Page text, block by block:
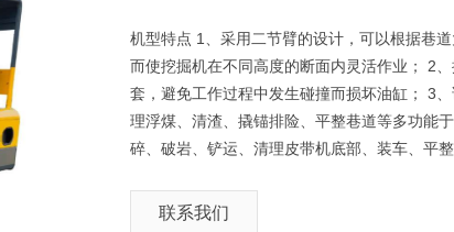
机型特点 1、采用二节臂的设计，可以根据巷
而使挖掘机在不同高度的断面内灵活作业； 2
套，避免工作过程中发生碰撞而损坏油缸； 3
理浮煤、清渣、撬锚排险、平整巷道等多功能
碎、破岩、铲运、清理皮带机底部、装车、平整
联系我们